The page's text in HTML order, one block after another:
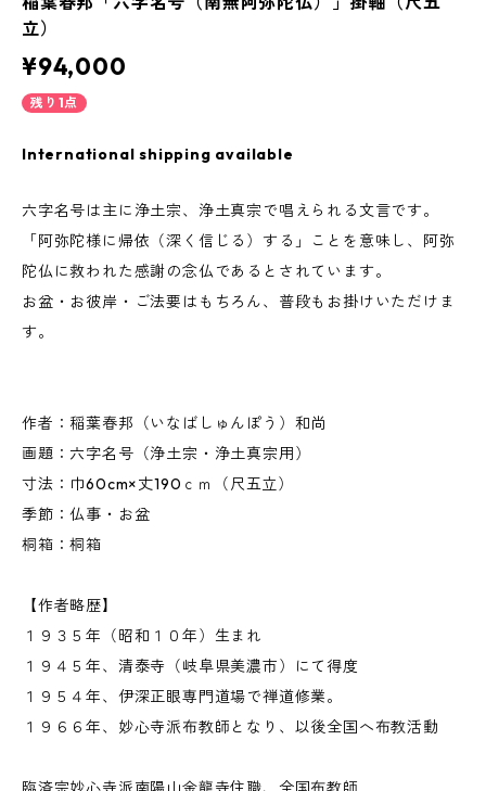
立）
¥94,000
残り1点
International shipping available
六字名号は主に浄土宗、浄土真宗で唱えられる文言です。
「阿弥陀様に帰依（深く信じる）する」ことを意味し、阿弥
陀仏に救われた感謝の念仏であるとされています。
お盆・お彼岸・ご法要はもちろん、普段もお掛けいただけま
す。
作者：稲葉春邦（いなばしゅんぽう）和尚
画題：六字名号（浄土宗・浄土真宗用）
寸法：巾60cm×丈190ｃｍ（尺五立）
季節：仏事・お盆
桐箱：桐箱
【作者略歴】
１９３５年（昭和１０年）生まれ
１９４５年、清泰寺（岐阜県美濃市）にて得度
１９５４年、伊深正眼専門道場で禅道修業。
１９６６年、妙心寺派布教師となり、以後全国へ布教活動